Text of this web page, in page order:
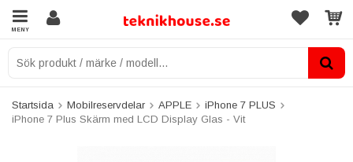
MENY
Startsida Mobilreservdelar APPLE
iPhone 7 PLUS
iPhone 7 Plus Skärm med LCD Display Glas - Vit